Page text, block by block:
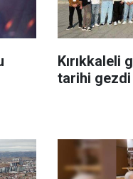
Kırıkkaleli
tarihi gezdi